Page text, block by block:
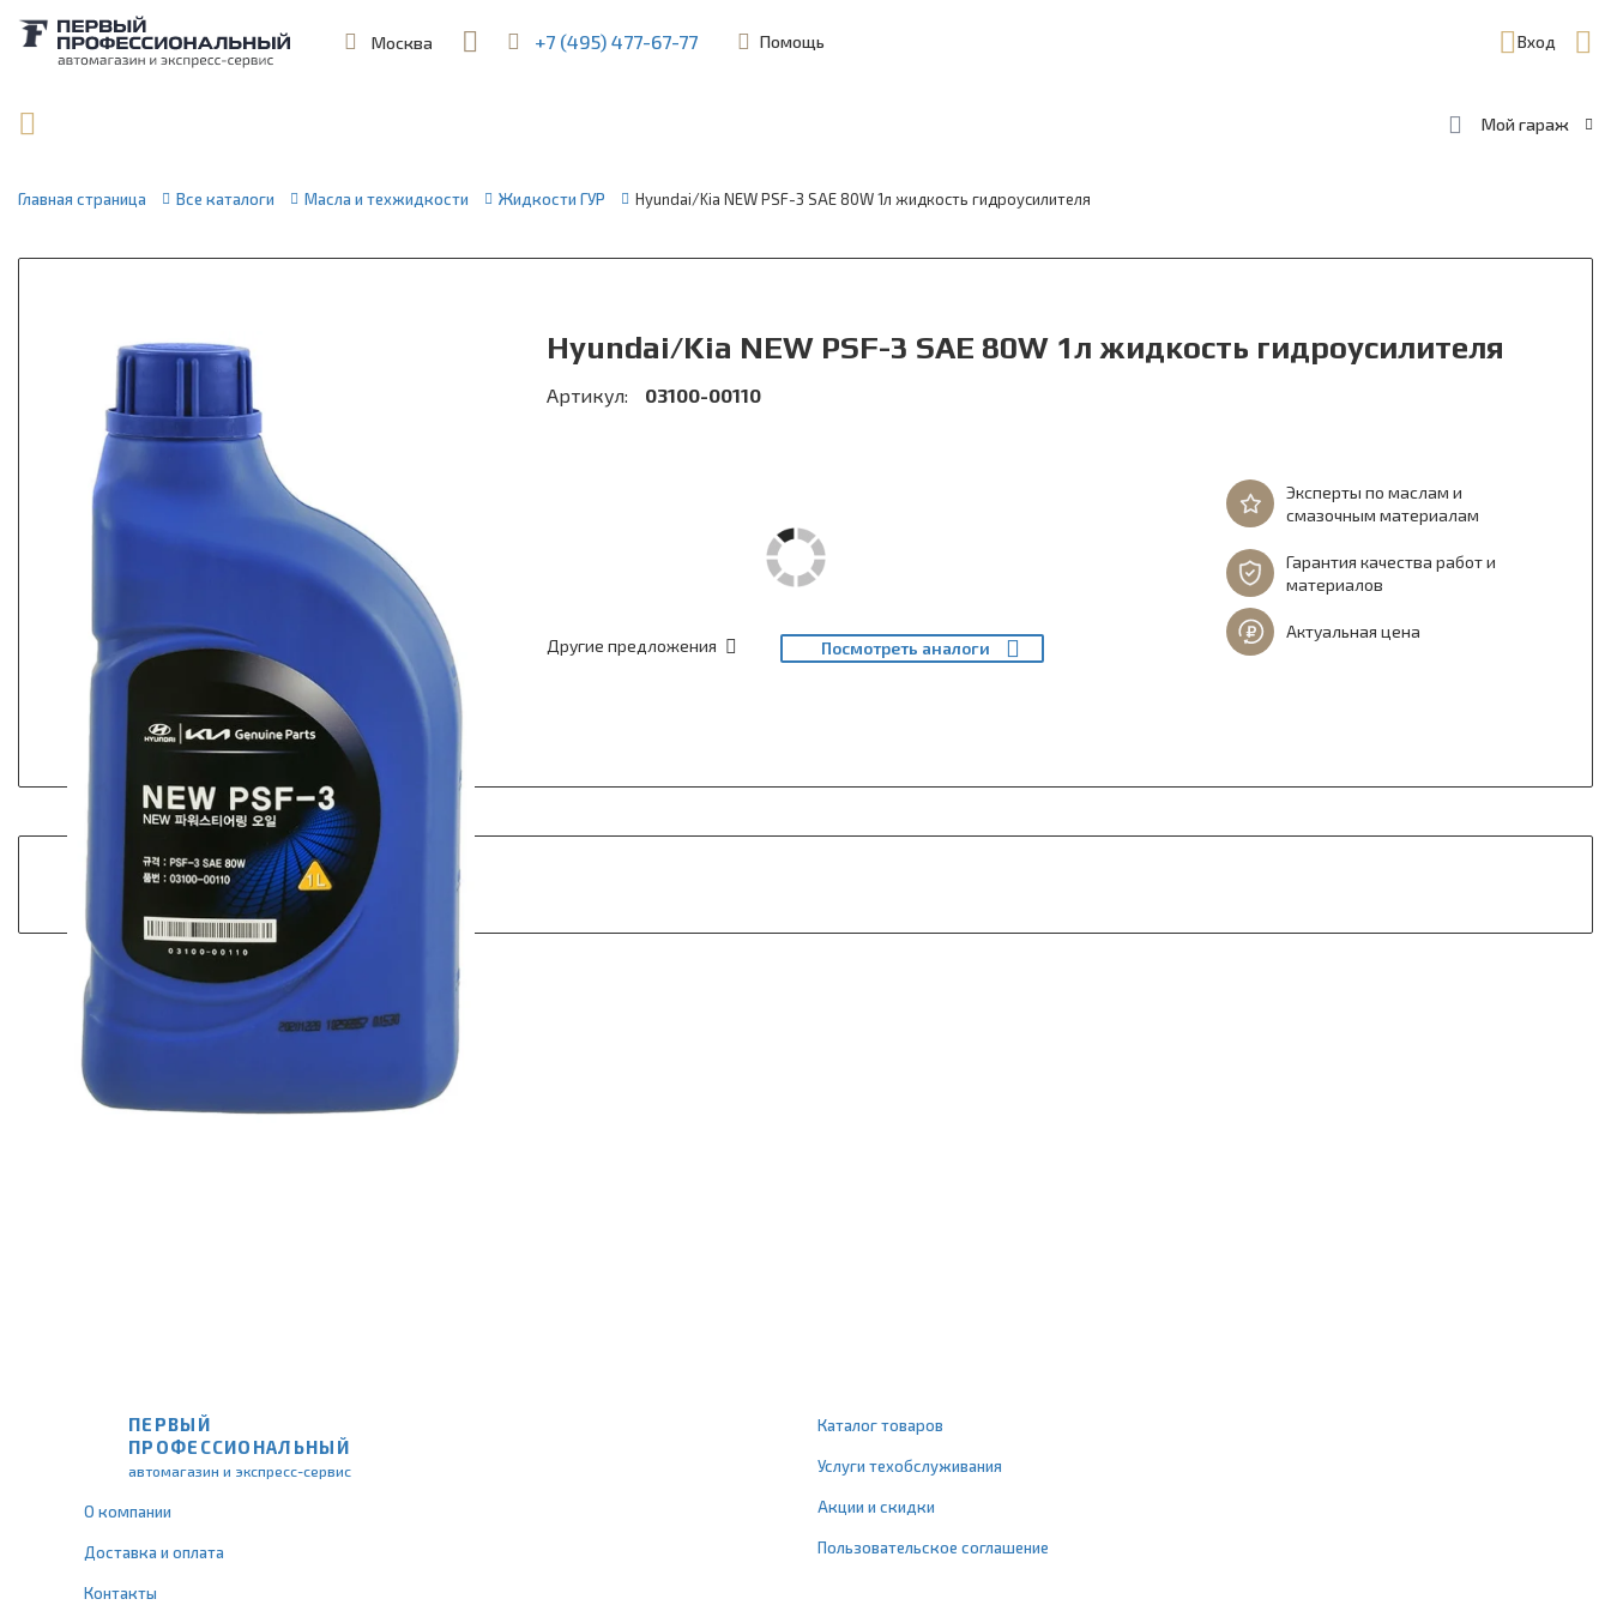
Москва ул. Шереметьевская, 45Б
+7 (495) 477-67-77 Помощь Вход
Мой гараж
Главная страница Все каталоги Масла и техжидкости Жидкости ГУР Hyundai/Kia NEW PSF-3 SAE 80W 1л жидкость гидроусилителя
Hyundai/Kia NEW PSF-3 SAE 80W 1л жидкость гидроусилителя
Артикул: 03100-00110
Другие предложения Посмотреть аналоги
Эксперты по маслам и
смазочным материалам
Гарантия качества работ и
материалов
Актуальная цена
ПЕРВЫЙ
ПРОФЕССИОНАЛЬНЫЙ
автомагазин и экспресс-сервис
О компании
Доставка и оплата
Контакты
Каталог товаров
Услуги техобслуживания
Акции и скидки
Пользовательское соглашение